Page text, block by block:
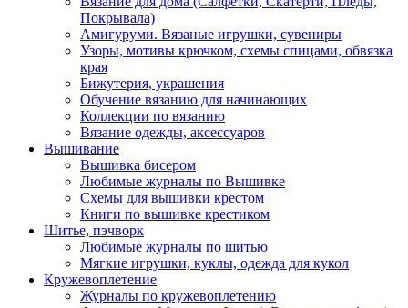
Покрывала)
Амигуруми. Вязаные игрушки, сувениры
Узоры, мотивы крючком, схемы спицами, обвязка
края
Бижутерия, украшения
Обучение вязанию для начинающих
Коллекции по вязанию
Вязание одежды, аксессуаров
Вышивание
Вышивка бисером
Любимые журналы по Вышивке
Схемы для вышивки крестом
Книги по вышивке крестиком
Шитье, пэчворк
Любимые журналы по шитью
Мягкие игрушки, куклы, одежда для кукол
Кружевоплетение
Журналы по кружевоплетению